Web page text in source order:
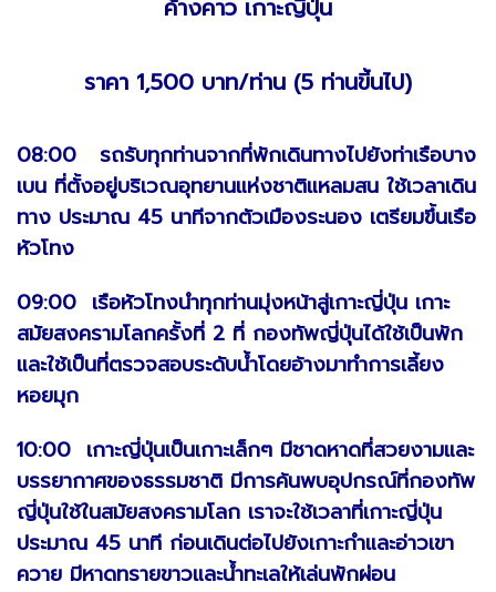
ค้างคาว เกาะญี่ปุ่น
ราคา 1,500 บาท/ท่าน (5 ท่านขี้นไป)
08:00 รถรับทุกท่านจากที่พักเดินทางไปยังท่าเรือบาง
เบน ที่ตั้งอยู่บริเวณอุทยานแห่งชาติแหลมสน ใช้เวลาเดิน
ทาง ประมาณ 45 นาทีจากตัวเมืองระนอง เตรียมขึ้นเรือ
หัวโทง
09:00 เรือหัวโทงนำทุกท่านมุ่งหน้าสู่เกาะญี่ปุ่น เกาะ
สมัยสงครามโลกครั้งที่ 2 ที่ กองทัพญี่ปุ่นได้ใช้เป็นพัก
และใช้เป็นที่ตรวจสอบระดับน้ำโดยอ้างมาทำการเลี้ยง
หอยมุก
10:00 เกาะญี่ปุ่นเป็นเกาะเล็กๆ มีชาดหาดที่สวยงามและ
บรรยากาศของธรรมชาติ มีการค้นพบอุปกรณ์ที่กองทัพ
ญี่ปุ่นใช้ในสมัยสงครามโลก เราจะใช้เวลาที่เกาะญี่ปุ่น
ประมาณ 45 นาที ก่อนเดินต่อไปยังเกาะกำและอ่าวเขา
ควาย มีหาดทรายขาวและน้ำทะเลให้เล่นพักผ่อน